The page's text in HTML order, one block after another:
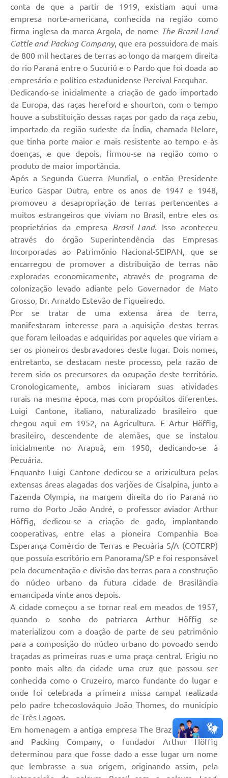
conta de que a partir de 1919, existiam aqui uma
empresa norte-americana, conhecida na região como
firma inglesa da marca Argola, de nome The Brazil Land
Cattle and Packing Company, que era possuidora de mais
de 800 mil hectares de terras ao longo da margem direita
do rio Paraná entre o Sucuriú e o Pardo que foi doada ao
empresário e político estadunidense Percival Farquhar.
Dedicando-se inicialmente a criação de gado importado
da Europa, das raças hereford e shourton, com o tempo
houve a substituição dessas raças por gado da raça zebu,
importado da região sudeste da Índia, chamada Nelore,
que tinha porte maior e mais resistente ao tempo e às
doenças, e que depois, firmou-se na região como o
produto de maior importância.
Após a Segunda Guerra Mundial, o então Presidente
Eurico Gaspar Dutra, entre os anos de 1947 e 1948,
promoveu a desapropriação de terras pertencentes a
muitos estrangeiros que viviam no Brasil, entre eles os
proprietários da empresa Brasil Land. Isso aconteceu
através do órgão Superintendência das Empresas
Incorporadas ao Patrimônio Nacional-SEIPAN, que se
encarregou de promover a distribuição de terras não
exploradas economicamente, através de programa de
colonização levado adiante pelo Governador de Mato
Grosso, Dr. Arnaldo Estevão de Figueiredo.
Por se tratar de uma extensa área de terra,
manifestaram interesse para a aquisição destas terras
que foram leiloadas e adquiridas por aqueles que viriam a
ser os pioneiros desbravadores deste lugar. Dois nomes,
entretanto, se destacam neste processo, pela razão de
terem sido os precursores da ocupação deste território.
Cronologicamente, ambos iniciaram suas atividades
rurais na mesma época, mas com propósitos diferentes.
Luigi Cantone, italiano, naturalizado brasileiro que
chegou aqui em 1952, na Agricultura. E Artur Höffig,
brasileiro, descendente de alemães, que se instalou
inicialmente no Arapuã, em 1950, dedicando-se à
Pecuária.
Enquanto Luigi Cantone dedicou-se a orizicultura pelas
extensas áreas alagadas dos varjões de Cisalpina, junto a
Fazenda Olympia, na margem direita do rio Paraná no
rumo do Porto João André, o professor aviador Arthur
Höffig, dedicou-se a criação de gado, implantando
cooperativas, entre elas a pioneira Companhia Boa
Esperança Comércio de Terras e Pecuária S/A (COTERP)
que possuía escritório em Panorama/SP e foi responsável
pela documentação e divisão das terras para a construção
do núcleo urbano da futura cidade de Brasilândia
emancipada vinte anos depois.
A cidade começou a se tornar real em meados de 1957,
quando o sonho do patriarca Arthur Höffig se
materializou com a doação de parte de seu patrimônio
para a composição do núcleo urbano do povoado sendo
traçadas as primeiras ruas e uma praça central. Erigiu no
ponto mais alto da cidade uma cruz que passou ser
conhecida como o Cruzeiro, marco fundante do lugar e
onde foi celebrada a primeira missa campal realizada
pelo padre tchecoslováquio João Thomes, do município
de Três Lagoas.
Em homenagem a antiga empresa The Brazil Land Catle
and Packing Company, o fundador Arthur Höffig
determinou para que fosse dado a esse lugar um nome
que lembrasse a sua origem, originando assim, pela